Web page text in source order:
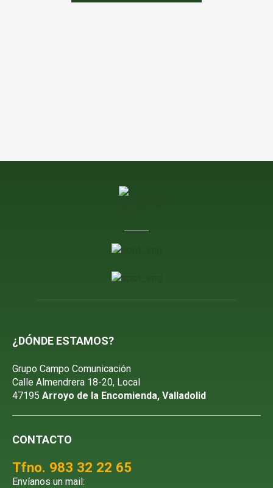
¿DÓNDE ESTAMOS?
Grupo Campo Comunicación
Calle Almendrera 18-20, Local
47195 Arroyo de la Encomienda, Valladolid
CONTACTO
Tfno. 983 32 22 65
Envíanos un mail: